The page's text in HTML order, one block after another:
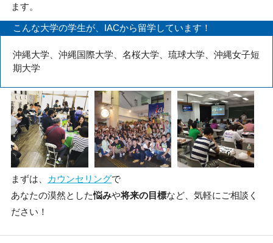
ます。
こんな大学の学生が、IACから留学しています！
沖縄大学、沖縄国際大学、名桜大学、琉球大学、沖縄女子短
期大学
まずは、 カウンセリングで
あなたの漠然とした悩みや将来の目標など、気軽にご相談く
ださい！